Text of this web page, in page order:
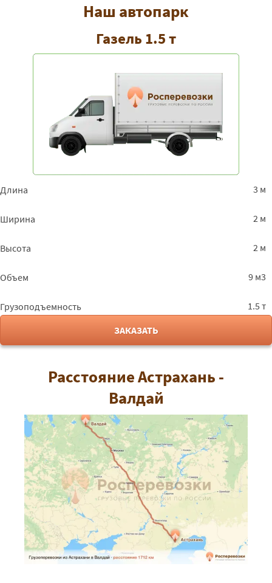
Наш автопарк
Газель 1.5 т
Длина 3 м
Ширина 2 м
Высота 2 м
Объем 9 м3
Грузоподъемность
1.5 т
ЗАКАЗАТЬ
Расстояние Астрахань -
Валдай